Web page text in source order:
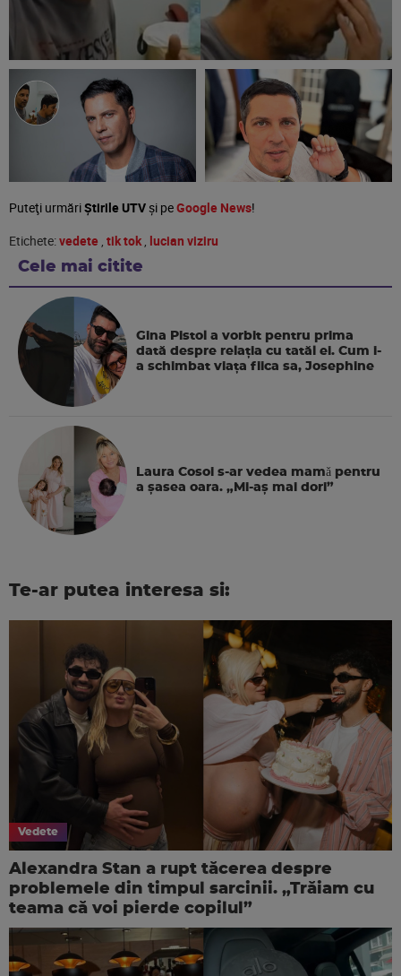
Puteţi urmăriȘtirile UTVşi peGoogle News!
Etichete:vedete , tik tok, lucian viziru
Cele mai citite
Gina Pistol a vorbit pentru prima
dată despre relația cu tatăl ei. Cum i-
a schimbat viața fiica sa, Josephine
Laura Cosoi s-ar vedea mamǎ pentru
a şasea oara. „Mi-aș mai dori”
Te-ar putea interesa si:
Vedete
Alexandra Stan a rupt tăcerea despre
problemele din timpul sarcinii. „Trăiam cu
teama că voi pierde copilul”